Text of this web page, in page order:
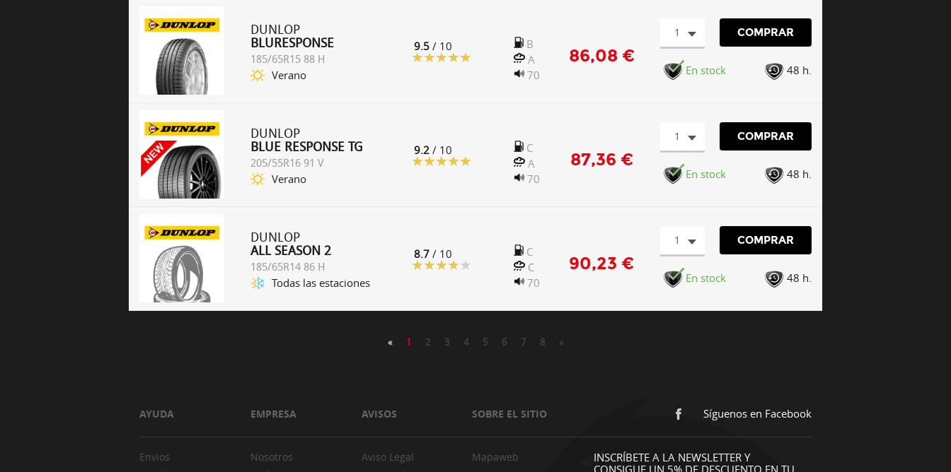
DUNLOP
BLURESPONSE
185/65R15 88 H
Verano
9.5 / 10
B
A
70
86,08 €
1 COMPRAR
En stock 48 h.
DUNLOP
BLUE RESPONSE TG
205/55R16 91 V
Verano
9.2 / 10
C
A
70
87,36 €
1 COMPRAR
En stock 48 h.
DUNLOP
ALL SEASON 2
185/65R14 86 H
Todas las estaciones
8.7 / 10
C
C
70
90,23 €
1 COMPRAR
En stock 48 h.
« 1 2 3 4 5 6 7 8 »
AYUDA EMPRESA AVISOS SOBRE EL SITIO Síguenos en Facebook
Envios
Nosotros
Aviso Legal
Mapaweb
INSCRÍBETE A LA NEWSLETTER Y
CONSIGUE UN 5% DE DESCUENTO EN TU